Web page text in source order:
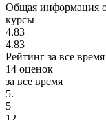
Общая информация
курсы
4.83
4.83
Рейтинг за все время
14 оценок
за все время
5.
5